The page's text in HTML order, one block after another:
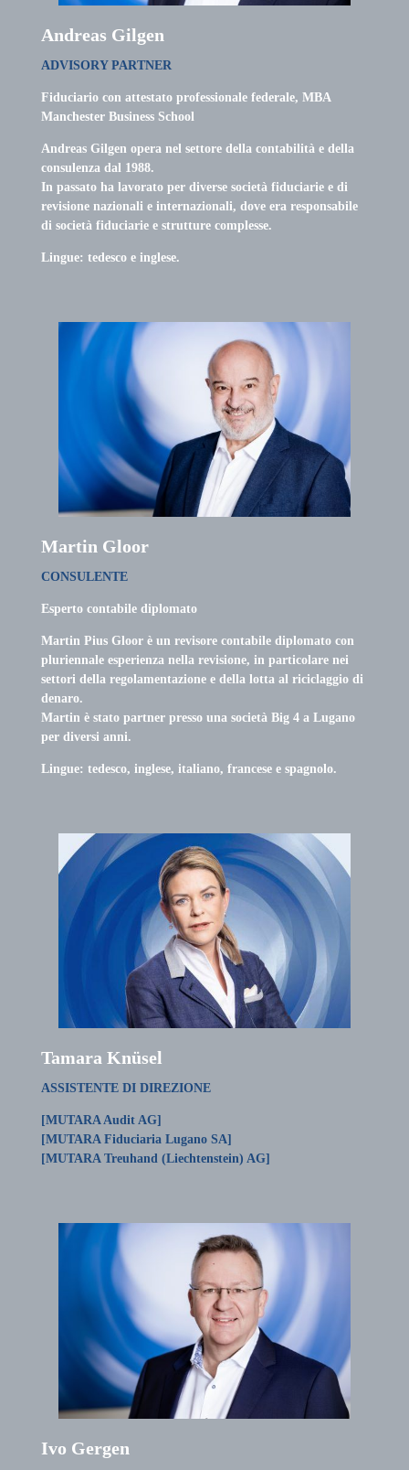
Andreas Gilgen
ADVISORY PARTNER
Fiduciario con attestato professionale federale, MBA
Manchester Business School
Andreas Gilgen opera nel settore della contabilità e della
consulenza dal 1988.
In passato ha lavorato per diverse società fiduciarie e di
revisione nazionali e internazionali, dove era responsabile
di società fiduciarie e strutture complesse.
Lingue: tedesco e inglese.
Martin Gloor
CONSULENTE
Esperto contabile diplomato
Martin Pius Gloor è un revisore contabile diplomato con
pluriennale esperienza nella revisione, in particolare nei
settori della regolamentazione e della lotta al riciclaggio di
denaro.
Martin è stato partner presso una società Big 4 a Lugano
per diversi anni.
Lingue: tedesco, inglese, italiano, francese e spagnolo.
Tamara Knüsel
ASSISTENTE DI DIREZIONE
[MUTARA Audit AG]
[MUTARA Fiduciaria Lugano SA]
[MUTARA Treuhand (Liechtenstein) AG]
Ivo Gergen